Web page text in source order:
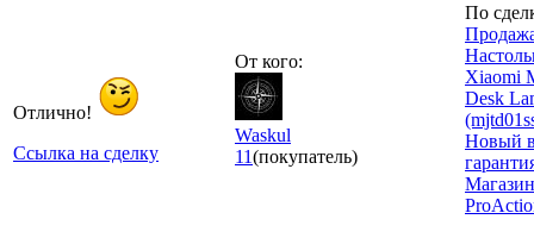
Отлично!
Ссылка на сделку
От кого:
Waskul
11(покупатель)
По
Xiaomi
Desk
Новый
Магазин